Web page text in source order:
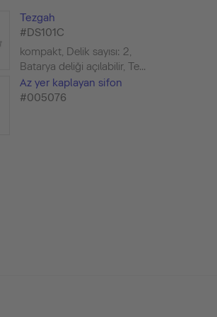
Tezgah
#DS101C
kompakt, Delik sayısı: 2,
Batarya deliği açılabilir, Te...
Az yer kaplayan sifon
#005076